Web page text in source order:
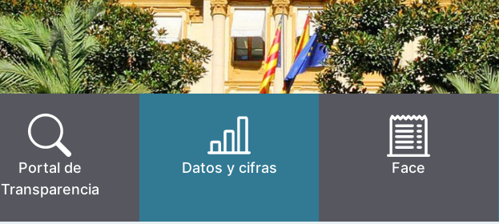
Portal de
Transparencia
Datos y cifras Face